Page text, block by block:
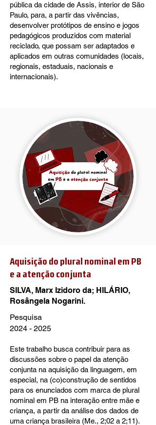
pública da cidade de Assis, interior de São
Paulo, para, a partir das vivências,
desenvolver protótipos de ensino e jogos
pedagógicos produzidos com material
reciclado, que possam ser adaptados e
aplicados em outras comunidades (locais,
regionais, estaduais, nacionais e
internacionais).
Aquisição do plural nominal em PB
e a atenção conjunta
SILVA, Marx Izidoro da; HILÁRIO,
Rosângela Nogarini.
Pesquisa
2024 - 2025
Este trabalho busca contribuir para as
discussões sobre o papel da atenção
conjunta na aquisição da linguagem, em
especial, na (co)construção de sentidos
para os enunciados com marca de plural
nominal em PB na interação entre mãe e
criança, a partir da análise dos dados de
uma criança brasileira (Me., 2;02 a 2;11).